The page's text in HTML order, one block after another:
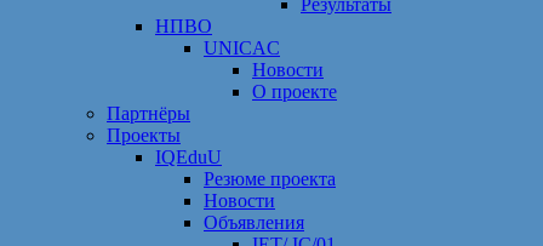
Результаты
НПВО
UNICAC
Новости
О проекте
Партнёры
Проекты
IQEduU
Резюме проекта
Новости
Объявления